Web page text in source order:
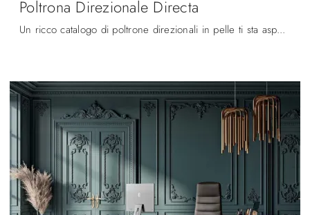
Poltrona Direzionale Directa
Un ricco catalogo di poltrone direzionali in pelle ti sta aspettando! Il modello Poltrona Direzionale Directa di Quadrifoglio ti sta aspettando!